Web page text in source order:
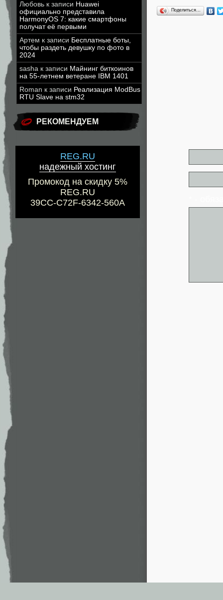
Любовь к записи Huawei
официально представила
HarmonyOS 7: какие смартфоны
получат её первыми
Артем к записи Бесплатные боты,
чтобы раздеть девушку по фото в
2024
sasha к записи Майнинг биткоинов
на 55-летнем ветеране IBM 1401
Roman к записи Реализация ModBus
RTU Slave на stm32
РЕКОМЕНДУЕМ
REG.RU
надежный хостинг
Промокод на скидку 5%
REG.RU
39CC-C72F-6342-560A
Поделиться…